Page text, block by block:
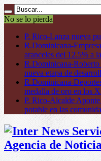
No se lo pierda
P. Rico-Lanza nueva
R.Dominicana-
aranceles del 12.5% a
R.Dominicana-Roberto
nueva etapa de
R.Dominicana-
medalla de oro en los
P. Rico-Alcalde Aponte
potable en las
Agencia de